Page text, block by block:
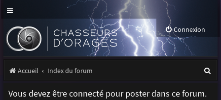
Connexion
Accueil Index du forum
Vous devez être connecté pour poster dans ce forum.